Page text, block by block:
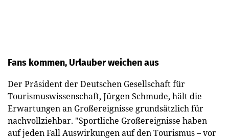
Fans kommen, Urlauber weichen aus
Der Präsident der Deutschen Gesellschaft für
Tourismuswissenschaft, Jürgen Schmude, hält die
Erwartungen an Großereignisse grundsätzlich für
nachvollziehbar. "Sportliche Großereignisse haben
auf jeden Fall Auswirkungen auf den Tourismus – vor